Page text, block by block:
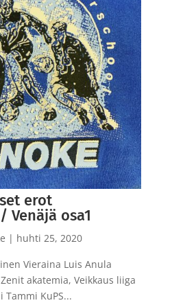
erot
Venäjä osa1
| huhti 25, 2020
Vieraina Luis Anula
akatemia, Veikkaus liiga
Tammi KuPS...